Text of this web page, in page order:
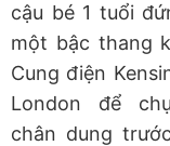
cậu bé 1 tuổi
một bậc thang
Cung điện
London để
chân dung